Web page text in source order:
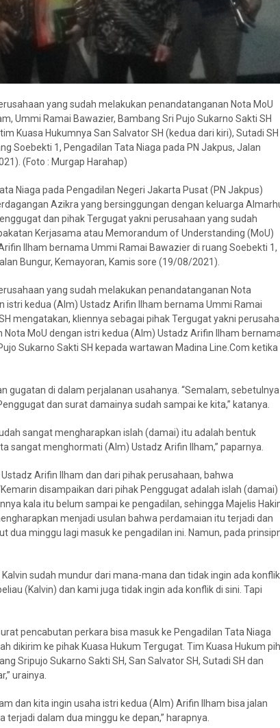
yang sudah melakukan penandatanganan Nota MoU
Ummi Ramai Bawazier, Bambang Sri Pujo Sukarno Sakti SH
Kuasa Hukumnya San Salvator SH (kedua dari kiri), Sutadi SH
Soebekti 1, Pengadilan Tata Niaga pada PN Jakpus, Jalan
(Foto : Murgap Harahap)
Niaga pada Pengadilan Negeri Jakarta Pusat (PN Jakpus)
Azikra yang bersinggungan dengan keluarga
dan pihak Tergugat yakni perusahaan yang sudah
Kerjasama atau Memorandum of Understanding (MoU)
Ilham bernama Ummi Ramai Bawazier di ruang Soebekti 1,
Bungur, Kemayoran, Kamis sore (19/08/2021).
yang sudah melakukan penandatanganan Nota
istri kedua (Alm) Ustadz Arifin Ilham bernama Ummi Ramai
mengatakan, kliennya sebagai pihak Tergugat yakni
MoU dengan istri kedua (Alm) Ustadz Arifin IIham bernama
Sukarno Sakti SH kepada wartawan Madina Line.Com ketika
gugatan di dalam perjalanan usahanya. “Semalam, sebetulnya
dan surat damainya sudah sampai ke kita,” katanya.
sangat mengharapkan islah (damai) itu adalah bentuk
sangat menghormati (Alm) Ustadz Arifin Ilham,” paparnya.
Arifin Ilham dan dari pihak perusahaan, bahwa
disampaikan dari pihak Penggugat adalah islah (damai)
kala itu belum sampai ke pengadilan, sehingga Majelis
menjadi usulan bahwa perdamaian itu terjadi dan
dua minggu lagi masuk ke pengadilan ini. Namun, pada
sudah mundur dari mana-mana dan tidak ingin ada
(Kalvin) dan kami juga tidak ingin ada konflik di sini. Tapi
pencabutan perkara bisa masuk ke Pengadilan Tata Niaga
dikirim ke pihak Kuasa Hukum Tergugat. Tim Kuasa Hukum
Sripujo Sukarno Sakti SH, San Salvator SH, Sutadi SH dan
urainya.
dan kita ingin usaha istri kedua (Alm) Arifin Ilham bisa jalan
dalam dua minggu ke depan,” harapnya.